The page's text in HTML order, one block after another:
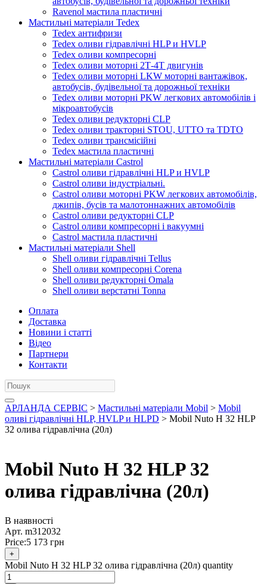
Ravenol мастила пластичні
Мастильні матеріали Tedex
Tedex антифризи
Tedex оливи гідравлічні HLP и HVLP
Tedex оливи компресорні
Tedex оливи моторні 2Т-4Т двигунів
Tedex оливи моторні LKW моторні вантажівок,
автобусів, будівельної та дорожньої техніки
Tedex оливи моторні PKW легкових автомобілів і
мікроавтобусів
Tedex оливи редукторні CLP
Tedex оливи тракторні STOU, UTTO та TDTO
Tedex оливи трансмісійні
Tedex мастила пластичні
Мастильні матеріали Castrol
Castrol оливи гідравлічні HLP и HVLP
Castrol оливи індустріальні.
Castrol оливи моторні PKW легкових автомобілів,
джипів, бусів та малотоннажних автомобілів
Castrol оливи редукторні CLP
Castrol оливи компресорні і вакуумні
Castrol мастила пластичні
Мастильні матеріали Shell
Shell оливи гідравлічні Tellus
Shell оливи компресорні Corena
Shell оливи редукторні Omala
Shell оливи верстатні Tonna
Оплата
Доставка
Новини і статті
Відео
Партнери
Контакти
АРЛАНДА СЕРВІС > Мастильні матеріали Mobil > Mobil
оливі гідравлічні HLP, HVLP и HLPD > Mobil Nuto H 32 HLP
32 олива гідравлічна (20л)
Mobil Nuto H 32 HLP 32
олива гідравлічна (20л)
В наявності
Арт. m312032
Price:5 173 грн
+
Mobil Nuto H 32 HLP 32 олива гідравлічна (20л) quantity